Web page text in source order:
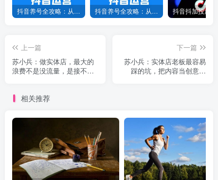
抖音养号全攻略：从0到1打造爆款账号，新手必看！ 抖音养号全攻略：从0到爆款，7天打造高权重账号！
上一篇
苏小兵：做实体店，最大的
浪费不是没流量，是接不住
下一篇
苏小兵：实体店老板最容易
踩的坑，把内容当创意比
相关推荐